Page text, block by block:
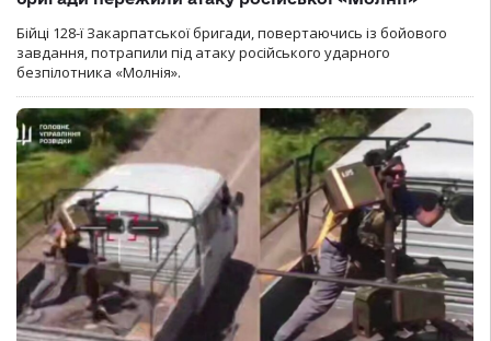
Бійці 128-ї Закарпатської бригади, повертаючись із бойового
завдання, потрапили під атаку російського ударного
безпілотника «Молнія».